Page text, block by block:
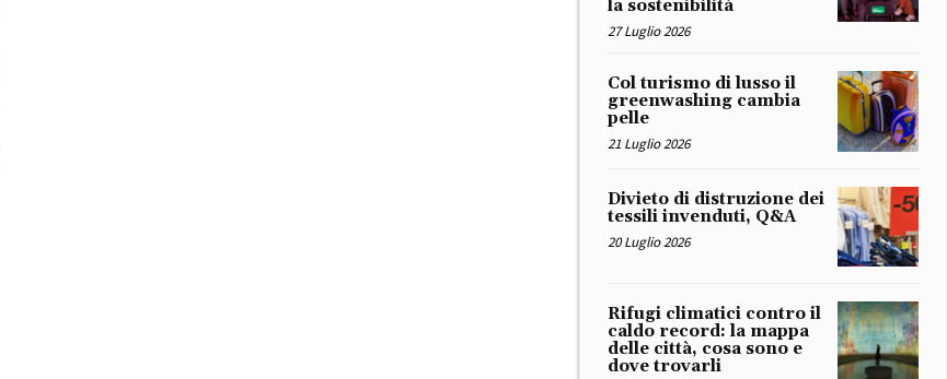
la sostenibilità
27 Luglio 2026
Col turismo di lusso il
greenwashing cambia
pelle
21 Luglio 2026
Divieto di distruzione dei
tessili invenduti, Q&A
20 Luglio 2026
Rifugi climatici contro il
caldo record: la mappa
delle città, cosa sono e
dove trovarli